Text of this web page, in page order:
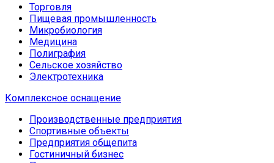
Торговля
Пищевая промышленность
Микробиология
Медицина
Полиграфия
Сельское хозяйство
Электротехника
Комплексное оснащение
Производственные предприятия
Спортивные объекты
Предприятия общепита
Гостиничный бизнес